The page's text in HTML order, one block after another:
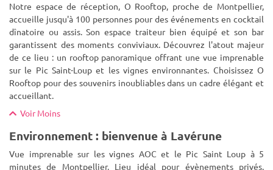
Notre espace de réception, O Rooftop, proche de Montpellier,
accueille jusqu'à 100 personnes pour des événements en cocktail
dînatoire ou assis. Son espace traiteur bien équipé et son bar
garantissent des moments conviviaux. Découvrez l'atout majeur
de ce lieu : un rooftop panoramique offrant une vue imprenable
sur le Pic Saint-Loup et les vignes environnantes. Choisissez O
Rooftop pour des souvenirs inoubliables dans un cadre élégant et
accueillant.
Voir Moins
Environnement : bienvenue à Lavérune
Vue imprenable sur les vignes AOC et le Pic Saint Loup à 5
minutes de Montpellier. Lieu idéal pour évènements privés,